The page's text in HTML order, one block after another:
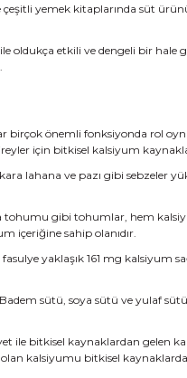
yemek kitaplarında süt
oldukça etkili ve dengeli bir
önemli fonksiyonda rol
için bitkisel kalsiyum
, kara lahana ve pazı gibi sebzeler
tohumu gibi tohumlar, hem
içeriğine sahip olanıdır.
yaklaşık 161 mg kalsiyum
sütü, soya sütü ve yulaf
ile bitkisel kaynaklardan gelen
kalsiyumu bitkisel